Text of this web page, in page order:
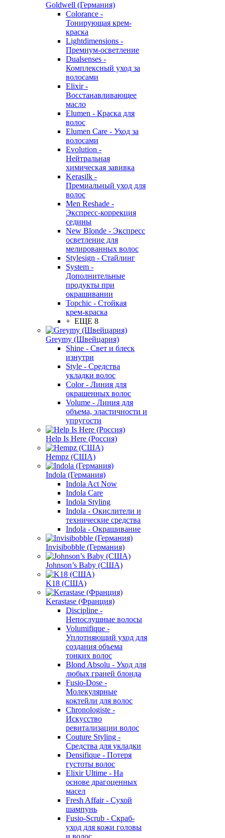
Goldwell (Германия)
Colorance -
Тонирующая крем-
краска
Lightdimensions -
Премиум-осветление
Dualsenses -
Комплексный уход за
волосами
Elixir -
Восстанавливающее
масло
Elumen - Краска для
волос
Elumen Care - Уход за
волосами
Evolution -
Нейтральная
химическая завивка
Kerasilk -
Премиальный уход для
волос
Men Reshade -
Экспресс-коррекция
седины
New Blonde - Экспресс
осветление для
мелированных волос
Stylesign - Стайлинг
System -
Дополнительные
продукты при
окрашивании
Topchic - Стойкая
крем-краска
+ ЕЩЕ 8
Greymy (Швейцария)
Shine - Свет и блеск
изнутри
Style - Средства
укладки волос
Color - Линия для
окрашенных волос
Volume - Линия для
объема, эластичности и
упругости
Help Is Here (Россия)
Hempz (США)
Indola (Германия)
Indola Act Now
Indola Care
Indola Styling
Indola - Окислители и
технические средства
Indola - Окрашивание
Invisibobble (Германия)
Johnson’s Baby (США)
K18 (США)
Kerastase (Франция)
Discipline -
Непослушные волосы
Volumifique -
Уплотняющий уход для
создания объема
тонких волос
Blond Absolu - Уход для
любых граней блонда
Fusio-Dose -
Молекулярные
коктейли для волос
Chronologiste -
Искусство
ревитализации волос
Couture Styling -
Средства для укладки
Densifique - Потеря
густоты волос
Elixir Ultime - На
основе драгоценных
масел
Fresh Affair - Сухой
шампунь
Fusio-Scrub - Скраб-
уход для кожи головы
и волос